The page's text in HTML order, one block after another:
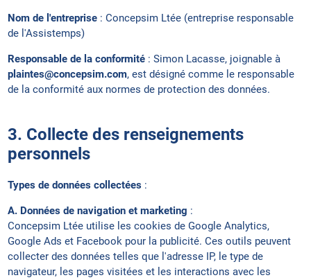
Nom de l'entreprise : Concepsim Ltée (entreprise responsable
de l'Assistemps)
Responsable de la conformité : Simon Lacasse, joignable à
plaintes@concepsim.com, est désigné comme le responsable
de la conformité aux normes de protection des données.
3. Collecte des renseignements
personnels
Types de données collectées :
A. Données de navigation et marketing :
Concepsim Ltée utilise les cookies de Google Analytics,
Google Ads et Facebook pour la publicité. Ces outils peuvent
collecter des données telles que l'adresse IP, le type de
navigateur, les pages visitées et les interactions avec les